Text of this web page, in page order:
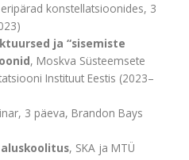
konstellatsioonides, 3
ja “sisemiste
, Moskva Süsteemsete
Instituut Eestis (2023–
3 päeva, Brandon Bays
, SKA ja MTÜ